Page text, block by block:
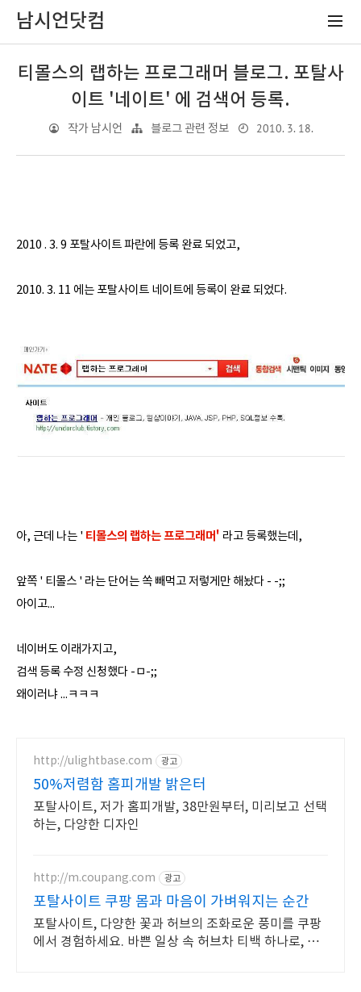
남시언닷컴
티몰스의 랩하는 프로그래머 블로그. 포탈사
이트 '네이트' 에 검색어 등록.
작가 남시언 블로그 관련 정보 2010. 3. 18.
2010 . 3. 9 포탈사이트 파란에 등록 완료 되었고,
2010. 3. 11 에는 포탈사이트 네이트에 등록이 완료 되었다.
아, 근데 나는 ' 티몰스의 랩하는 프로그래머' 라고 등록했는데,
앞쪽 ' 티몰스 ' 라는 단어는 쏙 빼먹고 저렇게만 해놨다 - -;;
아이고...
네이버도 이래가지고,
검색 등록 수정 신청했다 -ㅁ-;;
왜이러냐 ...ㅋㅋㅋ
http://ulightbase.com 광고
50%저렴함 홈피개발 밝은터
포탈사이트, 저가 홈피개발, 38만원부터, 미리보고 선택
하는, 다양한 디자인
http://m.coupang.com 광고
포탈사이트 쿠팡 몸과 마음이 가벼워지는 순간
포탈사이트, 다양한 꽃과 허브의 조화로운 풍미를 쿠팡
에서 경험하세요. 바쁜 일상 속 허브차 티백 하나로, 향